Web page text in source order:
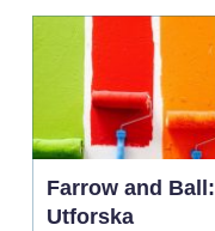
Farrow and Ball:
Utforska